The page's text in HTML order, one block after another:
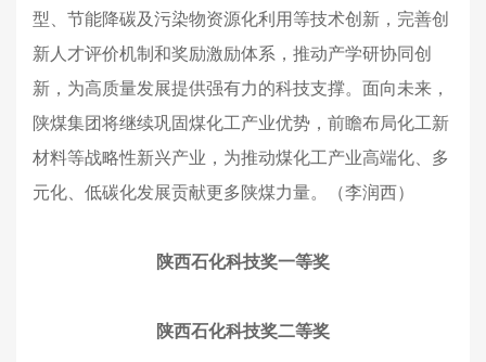
型、节能降碳及污染物资源化利用等技术创新，完善创
新人才评价机制和奖励激励体系，推动产学研协同创
新，为高质量发展提供强有力的科技支撑。面向未来，
陕煤集团将继续巩固煤化工产业优势，前瞻布局化工新
材料等战略性新兴产业，为推动煤化工产业高端化、多
元化、低碳化发展贡献更多陕煤力量。（李润西）
陕西石化科技奖一等奖
陕西石化科技奖二等奖